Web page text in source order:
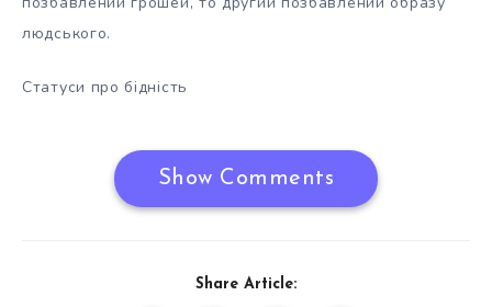
людського.
Статуси про бідність
Show Comments
Share Article: